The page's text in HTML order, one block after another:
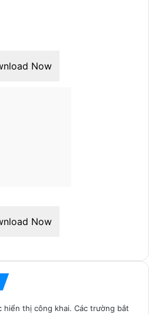
Now
Now
hiển thị công khai. Các trường bắt